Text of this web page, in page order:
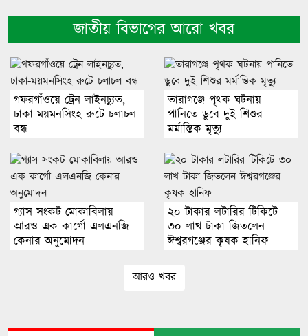
জাতীয় বিভাগের আরো খবর
গফরগাঁওয়ে ট্রেন লাইনচ্যুত,
ঢাকা-ময়মনসিংহ রুটে চলাচল
বন্ধ
তারাগঞ্জে পৃথক ঘটনায়
পানিতে ডুবে দুই শিশুর
মর্মান্তিক মৃত্যু
গ্যাস সংকট মোকাবিলায়
আরও এক কার্গো এলএনজি
কেনার অনুমোদন
২০ টাকার লটারির টিকিটে
৩০ লাখ টাকা জিতলেন
ঈশ্বরগঞ্জের কৃষক হানিফ
আরও খবর